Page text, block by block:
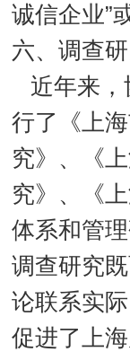
诚信企业”
六、调查
近年来，
行了《上
究》、《
究》、《
体系和管
调查研究
论联系实
促进了上